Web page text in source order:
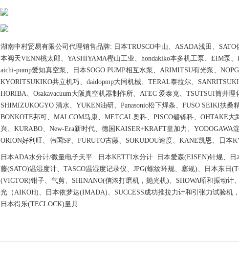
湖南中村贸易有限公司代理销售品牌: 日本TRUSCO中山、ASADA浅田、
本阀天VENN桃太郎、YASHIYAMA樫山工业、hondakiko本多机工泵、EIM泵、
aichi-pump爱知真空泵、日本SOGO PUMP相互水泵、ARIMITSU有光泵、
KYORITSUKIKO共立机巧、daidopmp大同机械、TERAL泰拉尔、
HORIBA、Osakavacuum大阪真空机器制作所、ATEC 爱泰克、TSUTSUI筒井
SHIMIZUKOGYO 清水、YUKEN油研、Panasonic松下焊条、FUSO SEIKI扶
BONKOTE邦可、MALCOM马康、METCAL奥科、PISCO碧铄科、OHTAKE
兴、KURABO、New-Era新时代、德国KAISER+KRAFT皇加力、
ORION好利旺、韩国SP、FURUTO古藤、SOKUDOU速度、KANE凯恩、日本
日本ADA水分计/微量电子天平 日本KETTI水分计 日本爱森(EISEN)针规、
藤(SATO)温湿度计、TASCO温湿度记录仪、JPG(螺纹环规、塞规)、日本东日
(VICTOR)钳子、气剪、SHINANO(信浓打磨机，抛光机)、SHOWA昭和振动
光（AIKOH)、日本依梦达(IMADA)、SUCCESS成功推拉力计和引张力试验机
日本得乐(TECLOCK)量具